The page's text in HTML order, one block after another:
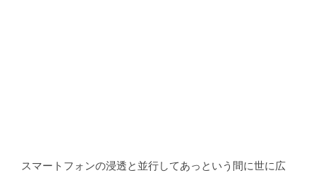
スマートフォンの浸透と並行してあっという間に世に広